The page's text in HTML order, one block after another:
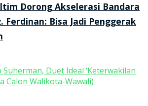
Dorong Akselerasi Bandara
Ferdinan: Bisa Jadi Penggerak